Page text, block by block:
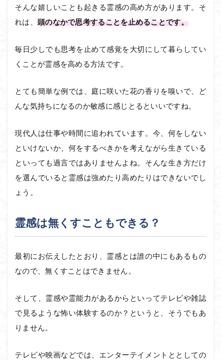
そんな嬉しいことも起きる霊感の高め方があります。そ
れは、 頭のなかで思考することを止めることです。
毎日少しでも思考を止めて感覚を大切にして暮らしてい
くことが霊感を高める方法です。
とても簡単な例では、庭に咲いた花の香りを嗅いで、ど
んな気持ちになるのか敏感に感じとるといいですね。
現代人は仕事や時間に追われています。今、何をしない
といけないか、何をするべきかを考えながら生きている
といっても過言ではありませんよね。そんな生き方だけ
を選んでいると霊感は強めたり高めたりはできないでし
ょう。
霊感は無くすこともできる？
最初にお伝えしたとおり、霊感とは誰の中にもあるもの
なので、無くすことはできません。
そして、霊感や霊能力があるからといってテレビや雑誌
で見るような怖い体験するのか？というと、そうでもあ
りません。
テレビや映画などでは、エンターテイメントととしての